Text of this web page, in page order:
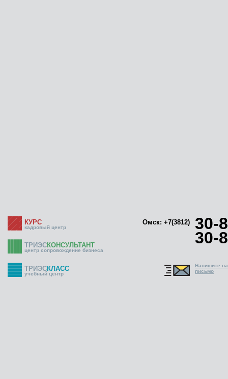
КУРС
кадровый центр
Омск: +7(3812) 30-
30-
ТРИЭСКОНСУЛЬТАНТ
центр сопровождение бизнеса
ТРИЭСКЛАСС
учебный центр
Напишите
письмо